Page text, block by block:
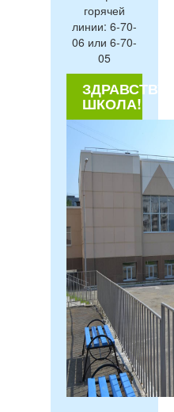
горячей
линии: 6-70-
06 или 6-70-
05
ШКОЛА!